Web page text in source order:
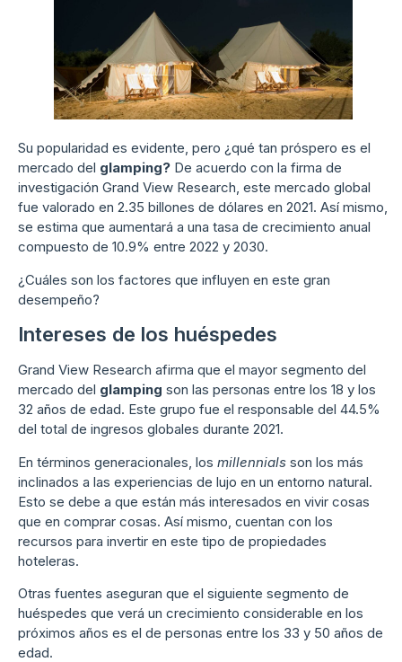
Su popularidad es evidente, pero ¿qué tan próspero es el
mercado del glamping? De acuerdo con la firma de
investigación Grand View Research, este mercado global
fue valorado en 2.35 billones de dólares en 2021. Así mismo,
se estima que aumentará a una tasa de crecimiento anual
compuesto de 10.9% entre 2022 y 2030.
¿Cuáles son los factores que influyen en este gran
desempeño?
Intereses de los huéspedes
Grand View Research afirma que el mayor segmento del
mercado del glamping son las personas entre los 18 y los
32 años de edad. Este grupo fue el responsable del 44.5%
del total de ingresos globales durante 2021.
En términos generacionales, los millennials son los más
inclinados a las experiencias de lujo en un entorno natural.
Esto se debe a que están más interesados en vivir cosas
que en comprar cosas. Así mismo, cuentan con los
recursos para invertir en este tipo de propiedades
hoteleras.
Otras fuentes aseguran que el siguiente segmento de
huéspedes que verá un crecimiento considerable en los
próximos años es el de personas entre los 33 y 50 años de
edad.